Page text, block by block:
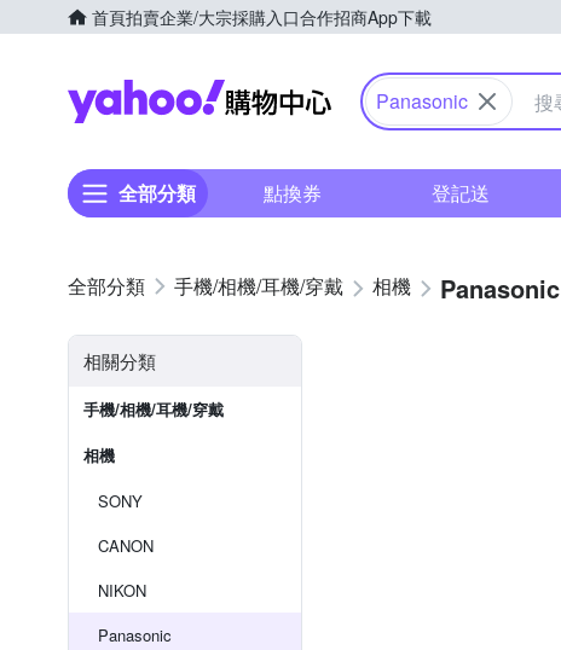
首頁拍賣企業/大宗採購入口合作招商App下載
Yahoo購物中心
Panasonic
全部分類 點換券 登記送
手機/相機/耳機/穿戴 相機 Panasonic
相關分類
手機/相機/耳機/穿戴
相機
SONY
CANON
NIKON
Panasonic